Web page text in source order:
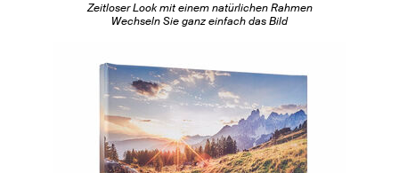
Zeitloser Look mit einem natürlichen Rahmen
Wechseln Sie ganz einfach das Bild